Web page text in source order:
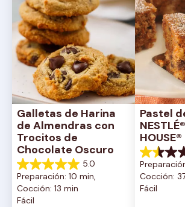
Galletas de Harina
de Almendras con
Trocitos de
Chocolate Oscuro
5.0
5.0
de
5
estrellas.
Preparación: 10 min,
Cocción: 13 min
Fácil
Pastel
HOUSE®
1.5
de
5
estrellas.
Cocción:
Fácil